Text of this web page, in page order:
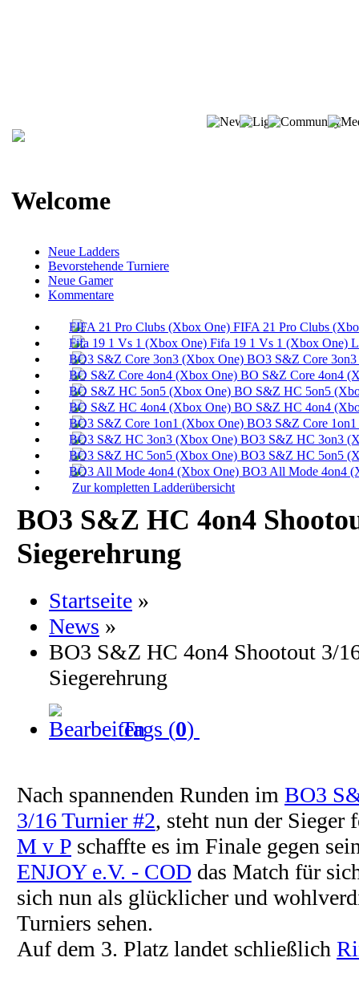
Welcome
Neue Ladders
Bevorstehende Turniere
Neue Gamer
Kommentare
FIFA 21 Pro Clubs
Fifa 19 1 Vs 1 (Xbox One)
BO3 S&Z Core
BO S&Z Core 4on4
BO S&Z HC 5on5
BO S&Z HC 4on4
BO3 S&Z Core
BO3 S&Z HC 3on3
BO3 S&Z HC 5on5
BO3 All Mode 4on4
Zur kompletten Ladderübersicht
BO3 S&Z HC 4on4
Siegerehrung
Startseite »
News »
BO3 S&Z HC 4on4 Shootout 3/
Siegerehrung
Tags (0)
Nach spannenden Runden im BO3
3/16 Turnier #2, steht nun der Sieger
M v P schaffte es im Finale gegen
ENJOY e.V. - COD das Match für
sich nun als glücklicher und
Turniers sehen.
Auf dem 3. Platz landet schließlich